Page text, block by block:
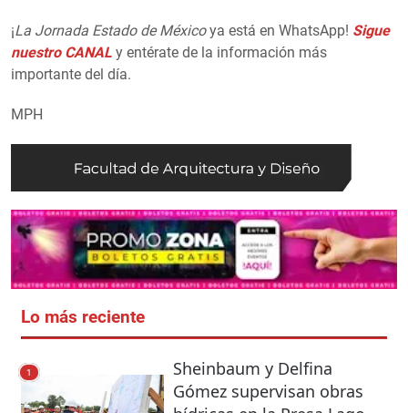
¡La Jornada Estado de Méxicoya está en WhatsApp! Sigue
nuestro CANAL y entérate de la información más
importante del día.
MPH
Lo más reciente
1
Sheinbaum y Delfina
Gómez supervisan obras